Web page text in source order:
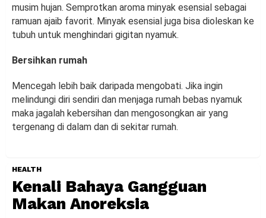
musim hujan. Semprotkan aroma minyak esensial sebagai
ramuan ajaib favorit. Minyak esensial juga bisa dioleskan ke
tubuh untuk menghindari gigitan nyamuk.
Bersihkan rumah
Mencegah lebih baik daripada mengobati. Jika ingin
melindungi diri sendiri dan menjaga rumah bebas nyamuk
maka jagalah kebersihan dan mengosongkan air yang
tergenang di dalam dan di sekitar rumah.
HEALTH
Kenali Bahaya Gangguan
Makan Anoreksia